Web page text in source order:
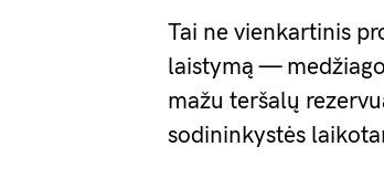
Tai ne vienkartinis
laistymą —
mažu teršalų
sodininkystės